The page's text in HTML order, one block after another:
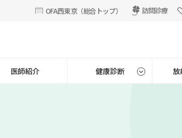
OFA西東京（総合トップ） 訪問診療
医師紹介 健康診断 放